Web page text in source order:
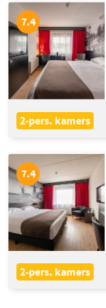
7.4
2-pers. kamers
7.4
2-pers. kamers